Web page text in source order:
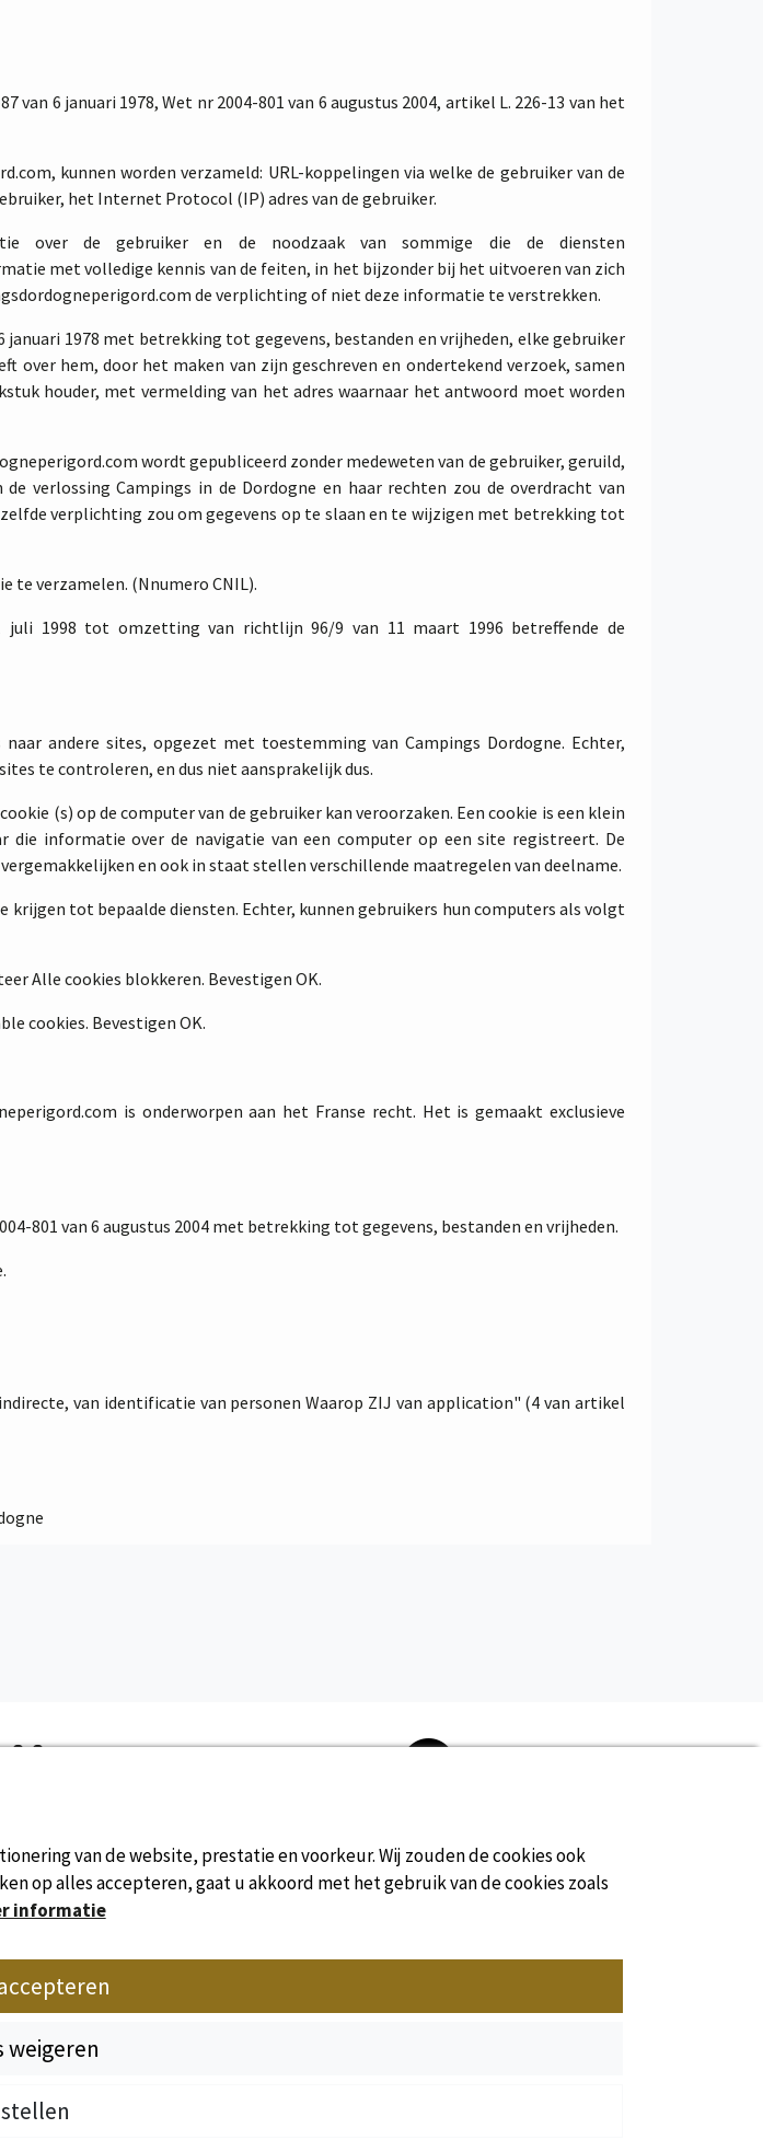
6 januari 1978, Wet nr 2004-801 van 6 augustus 2004, artikel L. 226-13 van het
kunnen worden verzameld: URL-koppelingen via welke de gebruiker van de
het Internet Protocol (IP) adres van de gebruiker.
over de gebruiker en de noodzaak van sommige die de diensten
met volledige kennis van de feiten, in het bijzonder bij het uitvoeren van zich
de verplichting of niet deze informatie te verstrekken.
1978 met betrekking tot gegevens, bestanden en vrijheden, elke gebruiker
hem, door het maken van zijn geschreven en ondertekend verzoek, samen
houder, met vermelding van het adres waarnaar het antwoord moet worden
wordt gepubliceerd zonder medeweten van de gebruiker, geruild,
verlossing Campings in de Dordogne en haar rechten zou de overdracht van
verplichting zou om gegevens op te slaan en te wijzigen met betrekking tot
te verzamelen. (Nnumero CNIL).
juli 1998 tot omzetting van richtlijn 96/9 van 11 maart 1996 betreffende de
andere sites, opgezet met toestemming van Campings Dordogne. Echter,
te controleren, en dus niet aansprakelijk dus.
(s) op de computer van de gebruiker kan veroorzaken. Een cookie is een klein
informatie over de navigatie van een computer op een site registreert. De
en ook in staat stellen verschillende maatregelen van deelname.
tot bepaalde diensten. Echter, kunnen gebruikers hun computers als volgt
Alle cookies blokkeren. Bevestigen OK.
cookies. Bevestigen OK.
is onderworpen aan het Franse recht. Het is gemaakt exclusieve
801 van 6 augustus 2004 met betrekking tot gegevens, bestanden en vrijheden.
van identificatie van personen Waarop ZIJ van application" (4 van artikel
Dordogne
van de website, prestatie en voorkeur. Wij zouden de cookies ook
op alles accepteren, gaat u akkoord met het gebruik van de cookies zoals
informatie
weigeren